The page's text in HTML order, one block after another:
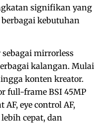
signifikan yang
kebutuhan
sebagai mirrorless
kalangan. Mulai
konten kreator.
full-frame BSI 45MP
eye control AF,
cepat, dan